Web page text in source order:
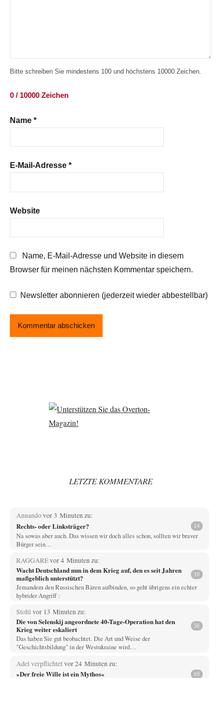
Bitte schreiben Sie mindestens 100 und höchstens 10000 Zeichen.
0 / 10000 Zeichen
Name *
E-Mail-Adresse *
Website
Name, E-Mail-Adresse und Website in diesem
Browser für meinen nächsten Kommentar speichern.
Newsletter abonnieren (jederzeit wieder abbestellbar)
LETZTE KOMMENTARE
Annandovor 3 Minuten zu:
Rechts- oder Linksträger? 14
Na sowas aber auch. Das wissen wir doch alles schon, sollten wir braver
Bürger sein…
RAGGAREvor 4 Minuten zu:
Wacht Deutschland nun in dem Krieg auf, den es seit Jahren
maßgeblich unterstützt?
10
Jemandem den Russischen Bären aufbinden, so geht übrigens ein echter
hybrider Angriff :
Stohl vor 13 Minuten zu:
Die von Selenskij angeordnete 40-Tage-Operation hat den
Krieg weiter eskaliert
56
Das haben Sie gut beobachtet. Die Art und Weise der
"Geschichtsbildung" in der Westukraine wird…
Adel verpflichtetvor 24 Minuten zu:
»Der freie Wille ist ein Mythos« 69